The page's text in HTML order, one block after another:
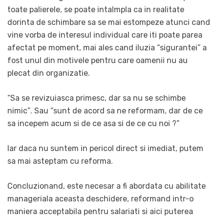
toate palierele, se poate intalmpla ca in realitate
dorinta de schimbare sa se mai estompeze atunci cand
vine vorba de interesul individual care iti poate parea
afectat pe moment, mai ales cand iluzia “sigurantei” a
fost unul din motivele pentru care oamenii nu au
plecat din organizatie.
“Sa se revizuiasca primesc, dar sa nu se schimbe
nimic”. Sau “sunt de acord sa ne reformam, dar de ce
sa incepem acum si de ce asa si de ce cu noi ?”
Iar daca nu suntem in pericol direct si imediat, putem
sa mai asteptam cu reforma.
Concluzionand, este necesar a fi abordata cu abilitate
manageriala aceasta deschidere, reformand intr-o
maniera acceptabila pentru salariati si aici puterea